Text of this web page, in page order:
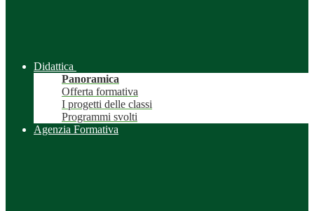
Didattica
Panoramica
Offerta formativa
I progetti delle classi
Programmi svolti
Agenzia Formativa